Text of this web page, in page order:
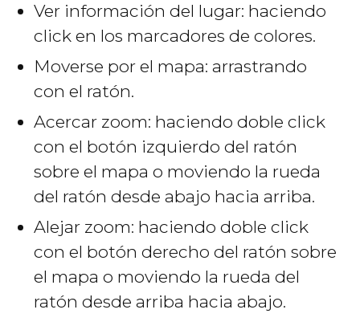
Ver información del lugar: haciendo
click en los marcadores de colores.
Moverse por el mapa: arrastrando
con el ratón.
Acercar zoom: haciendo doble click
con el botón izquierdo del ratón
sobre el mapa o moviendo la rueda
del ratón desde abajo hacia arriba.
Alejar zoom: haciendo doble click
con el botón derecho del ratón sobre
el mapa o moviendo la rueda del
ratón desde arriba hacia abajo.